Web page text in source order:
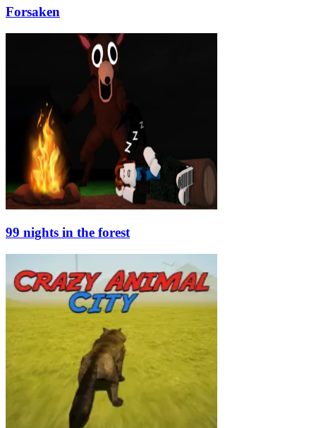
Forsaken
99 nights in the forest